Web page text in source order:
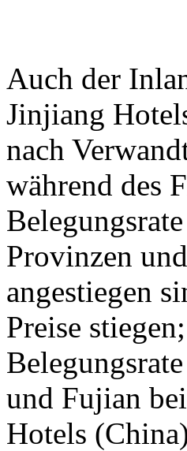
Auch der
Jinjiang
nach
während des
Provinzen
angestiegen
Preise
und Fujian
Hotels